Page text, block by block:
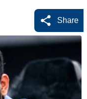
Share